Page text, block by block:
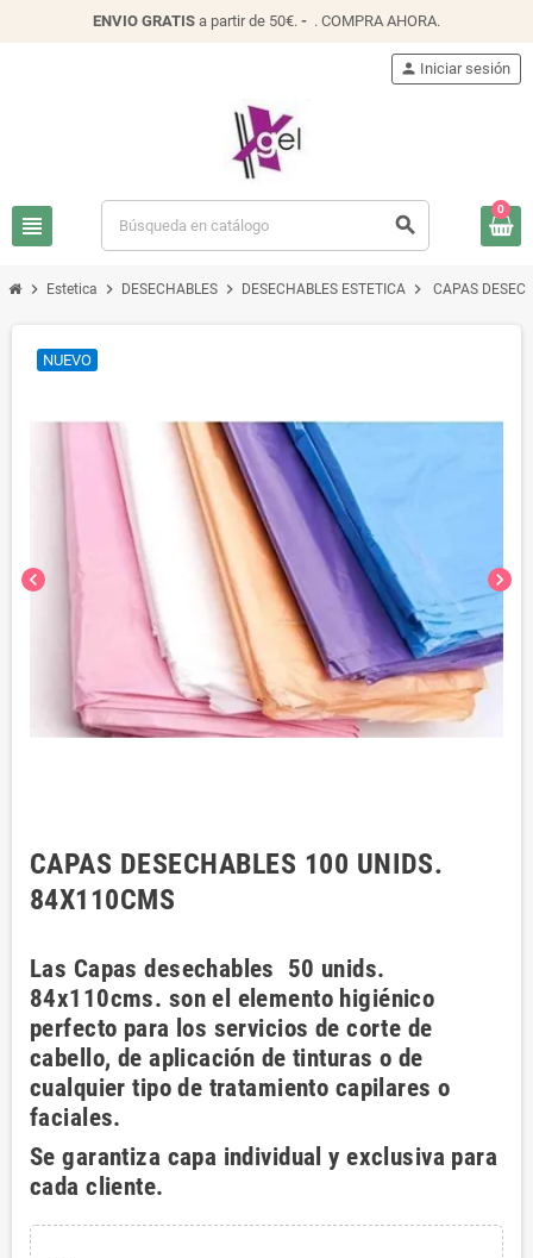
ENVIO GRATIS a partir de 50€. - . COMPRA AHORA.
view_headline search
person Iniciar sesión
0
chevron_right Estetica chevron_right DESECHABLES chevron_right DESECHABLES ESTETICA chevron_right CAPAS
chevron_left chevron_right
NUEVO
CAPAS DESECHABLES 100 UNIDS.
84X110CMS
Las Capas desechables 50 unids.
84x110cms. son el elemento higiénico
perfecto para los servicios de corte de
cabello, de aplicación de tinturas o de
cualquier tipo de tratamiento capilares o
faciales.
Se garantiza capa individual y exclusiva para
cada cliente.